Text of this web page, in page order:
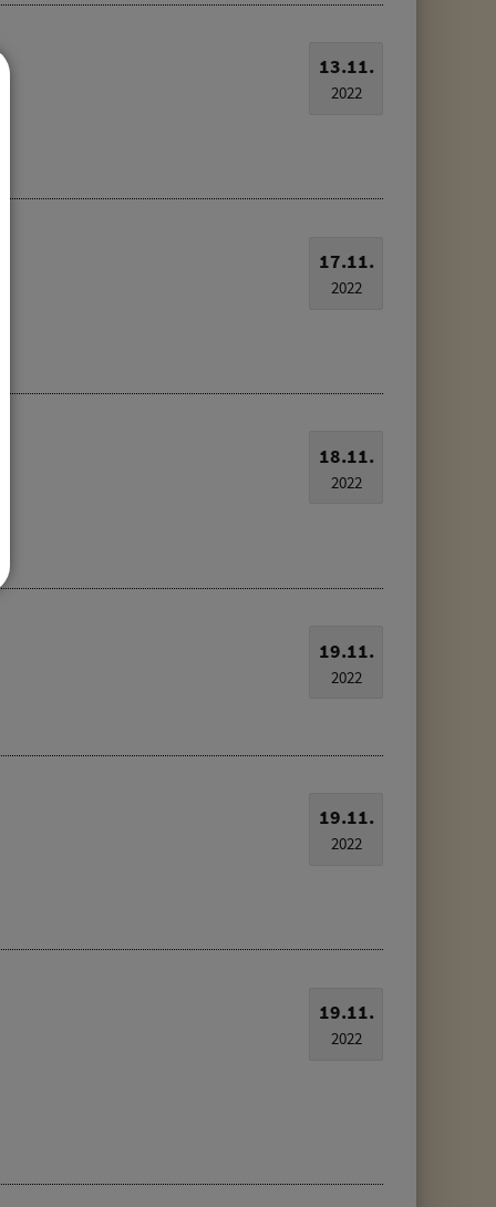
13.11.
2022
17.11.
2022
18.11.
2022
19.11.
2022
19.11.
2022
19.11.
2022